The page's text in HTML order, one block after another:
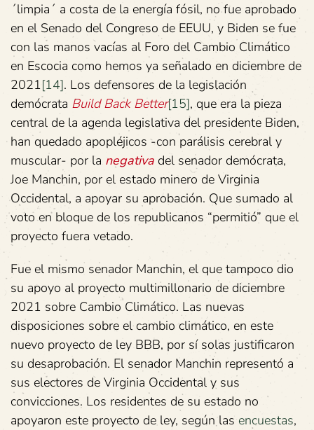
´limpia´ a costa de la energía fósil, no fue aprobado
en el Senado del Congreso de EEUU, y Biden se fue
con las manos vacías al Foro del Cambio Climático
en Escocia como hemos ya señalado en diciembre de
2021[14]. Los defensores de la legislación
demócrata Build Back Better[15], que era la pieza
central de la agenda legislativa del presidente Biden,
han quedado apopléjicos -con parálisis cerebral y
muscular- por la negativa del senador demócrata,
Joe Manchin, por el estado minero de Virginia
Occidental, a apoyar su aprobación. Que sumado al
voto en bloque de los republicanos “permitió” que el
proyecto fuera vetado.
Fue el mismo senador Manchin, el que tampoco dio
su apoyo al proyecto multimillonario de diciembre
2021 sobre Cambio Climático. Las nuevas
disposiciones sobre el cambio climático, en este
nuevo proyecto de ley BBB, por sí solas justificaron
su desaprobación. El senador Manchin representó a
sus electores de Virginia Occidental y sus
convicciones. Los residentes de su estado no
apoyaron este proyecto de ley, según las encuestas,